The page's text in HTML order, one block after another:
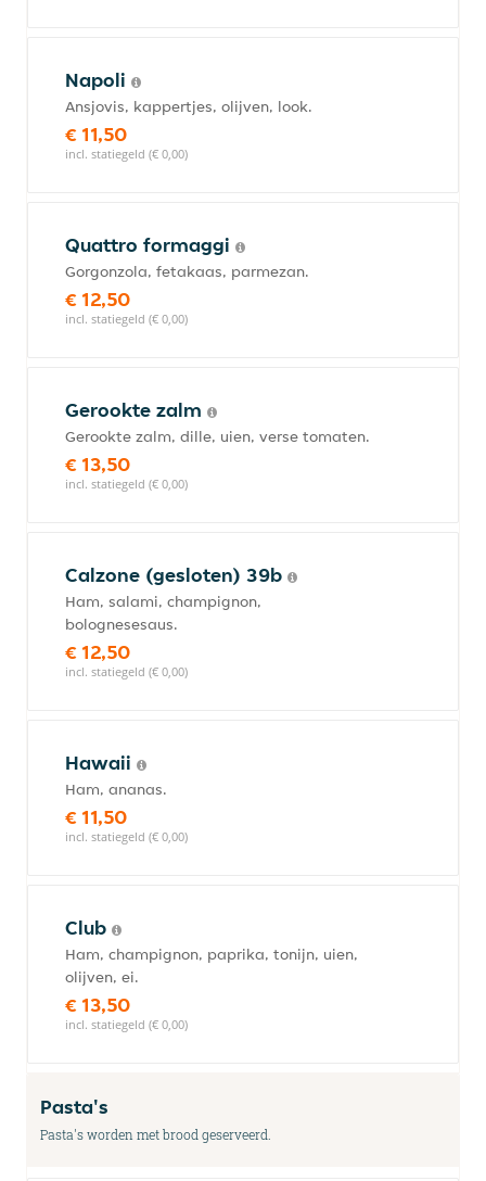
Napoli
Ansjovis, kappertjes, olijven, look.
€ 11,50
incl. statiegeld (€ 0,00)
Quattro formaggi
Gorgonzola, fetakaas, parmezan.
€ 12,50
incl. statiegeld (€ 0,00)
Gerookte zalm
Gerookte zalm, dille, uien, verse tomaten.
€ 13,50
incl. statiegeld (€ 0,00)
Calzone (gesloten) 39b
Ham, salami, champignon,
bolognesesaus.
€ 12,50
incl. statiegeld (€ 0,00)
Hawaii
Ham, ananas.
€ 11,50
incl. statiegeld (€ 0,00)
Club
Ham, champignon, paprika, tonijn, uien,
olijven, ei.
€ 13,50
incl. statiegeld (€ 0,00)
Pasta's
Pasta's worden met brood geserveerd.